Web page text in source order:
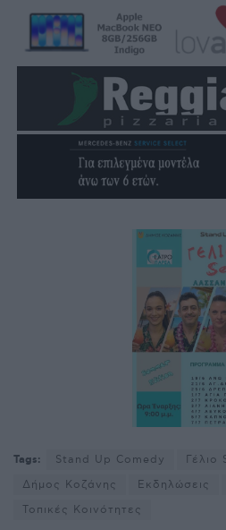
Tags: Stand Up Comedy
Γέλιο
Δήμος Κοζάνης
Εκδηλώσεις
Τοπικές Κοινότητες